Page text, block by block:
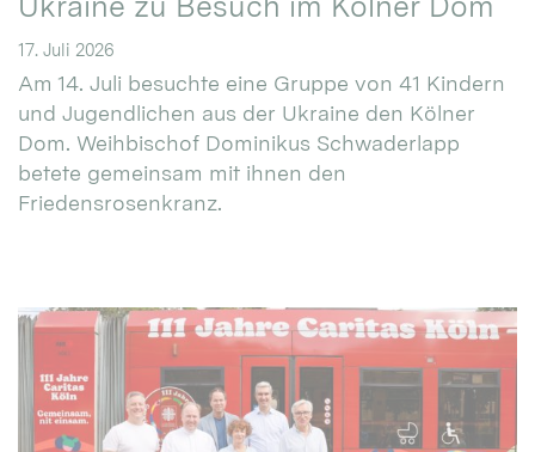
17. Juli 2026
Am 14. Juli besuchte eine Gruppe von 41 Kindern
und Jugendlichen aus der Ukraine den Kölner
Dom. Weihbischof Dominikus Schwaderlapp
betete gemeinsam mit ihnen den
Friedensrosenkranz.